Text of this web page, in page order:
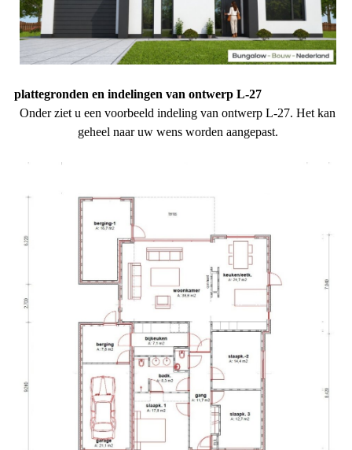
plattegronden en indelingen van ontwerp L-27
Onder ziet u een voorbeeld indeling van ontwerp L-27. Het kan
geheel naar uw wens worden aangepast.